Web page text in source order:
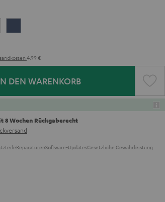
White
4,99 €
DEN WARENKORB
8 Wochen Rückgaberecht
ReparaturenSoftware-UpdatesGesetzliche Gewährleistung